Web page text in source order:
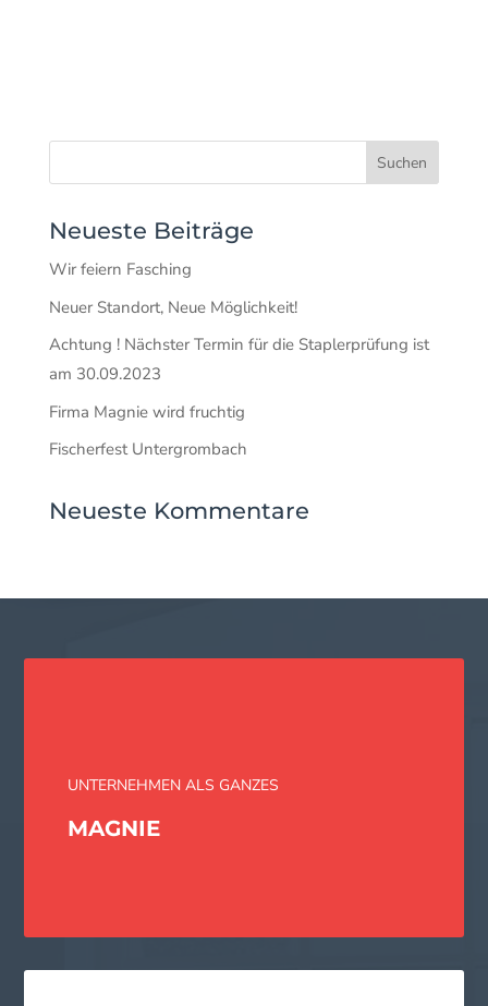
Neueste Beiträge
Wir feiern Fasching
Neuer Standort, Neue Möglichkeit!
Achtung ! Nächster Termin für die Staplerprüfung ist
am 30.09.2023
Firma Magnie wird fruchtig
Fischerfest Untergrombach
Neueste Kommentare
UNTERNEHMEN ALS GANZES
MAGNIE